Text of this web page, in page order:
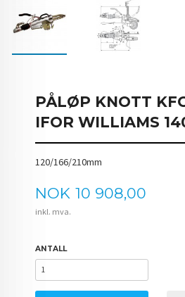
PÅLØP KNOTT
IFOR WILLIAMS
120/166/210mm
Pris
NOK 10 908,00
inkl. mva.
ANTALL